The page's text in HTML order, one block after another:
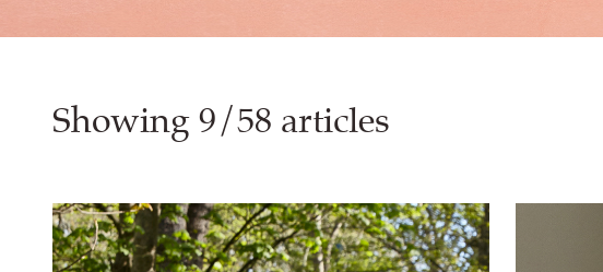
Showing 9/58 articles